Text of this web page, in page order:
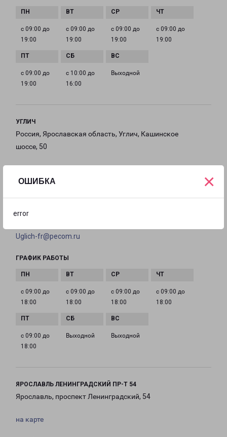
ОШИБКА
error
×
с 09:00 до
19:00
с 09:00 до
19:00
с 09:00 до
19:00
с 09:00 до
19:00
с 09:00 до
19:00
с 10:00 до
16:00
Выходной
УГЛИЧ
Россия, Ярославская область, Углич, Кашинское
шоссе, 50
Uglich-fr@pecom.ru
ГРАФИК РАБОТЫ
с 09:00 до
18:00
с 09:00 до
18:00
с 09:00 до
18:00
с 09:00 до
18:00
с 09:00 до
18:00
Выходной Выходной
ЯРОСЛАВЛЬ ЛЕНИНГРАДСКИЙ ПР-Т 54
Ярославль, проспект Ленинградский, 54
на карте